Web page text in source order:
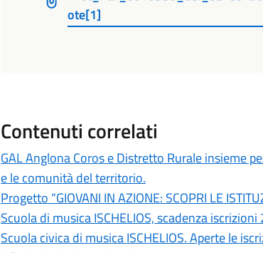
ote[1]
Contenuti correlati
GAL Anglona Coros e Distretto Rurale insieme
e le comunità del territorio.
Progetto “GIOVANI IN AZIONE: SCOPRI LE
Scuola di musica ISCHELIOS, scadenza
Scuola civica di musica ISCHELIOS. Aperte le